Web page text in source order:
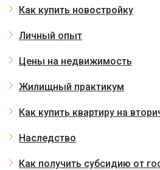
Как купить новостройку
Личный опыт
Цены на недвижимость
Жилищный практикум
Как купить квартиру на
Наследство
Как получить субсидию от